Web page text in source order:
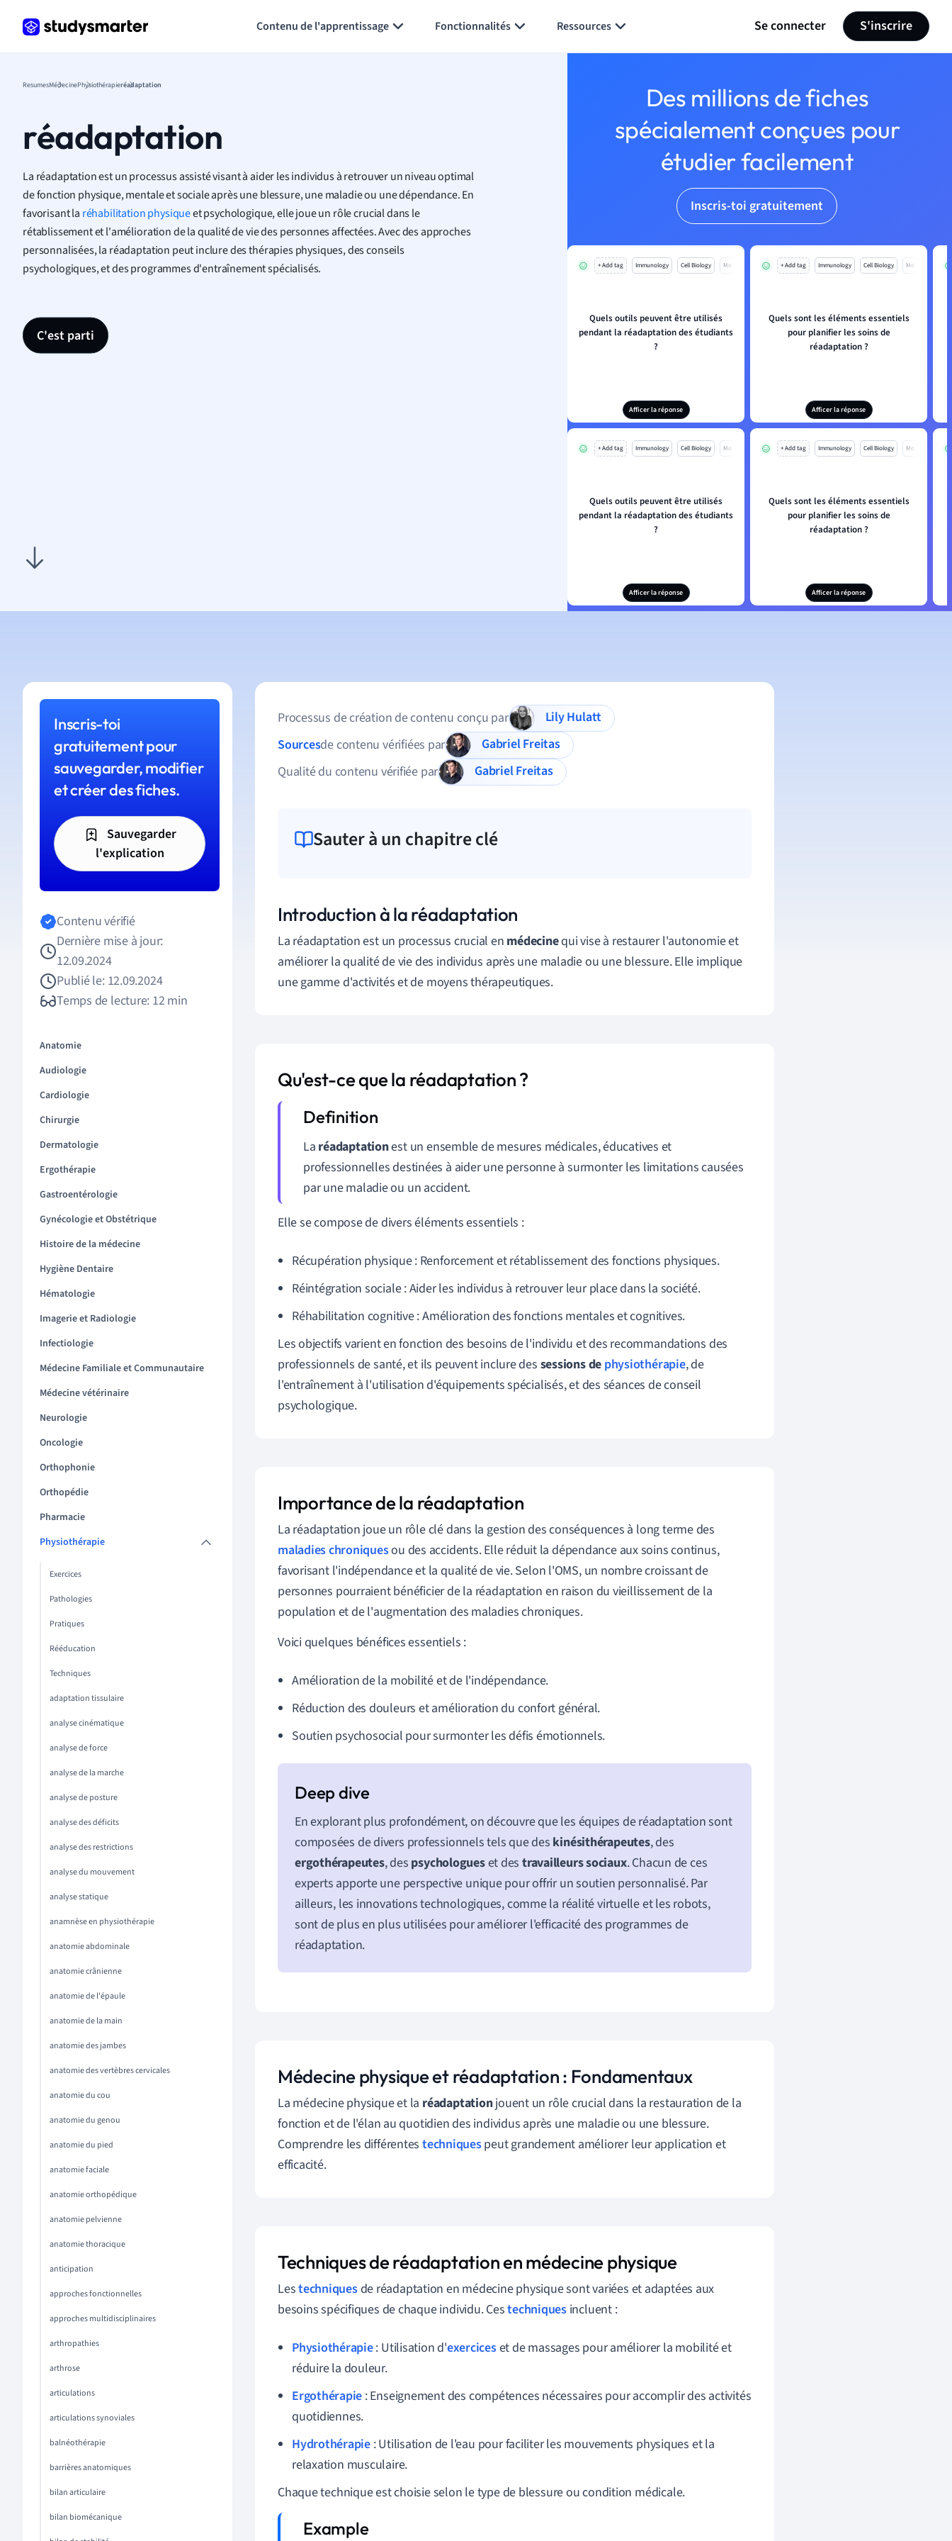
Contenu de l'apprentissage Fonctionnalités Ressources Se connecter S'inscrire
ResumesMédecinePhysiothérapieréadaptation
réadaptation
La réadaptation est un processus assisté visant à aider les individus à retrouver un niveau optimal
de fonction physique, mentale et sociale après une blessure, une maladie ou une dépendance. En
favorisant la réhabilitation physiqueet psychologique, elle joue un rôle crucial dans le
rétablissement et l'amélioration de la qualité de vie des personnes affectées. Avec des approches
personnalisées, la réadaptation peut inclure des thérapies physiques, des conseils
psychologiques, et des programmes d'entraînement spécialisés.
C'est parti
Des millions de fiches
spécialement conçues pour
étudier facilement
Inscris-toi gratuitement
+ Add tag Immunology Cell Biology Mo
Quels outils peuvent être utilisés
pendant la réadaptation des étudiants
?
Afficer la réponse
+ Add tag Immunology Cell Biology Mo
Quels sont les éléments essentiels
pour planifier les soins de
réadaptation ?
Afficer la réponse
+ Add tag Immunology Cell Biology Mo
Quels outils peuvent être utilisés
pendant la réadaptation des étudiants
?
Afficer la réponse
+ Add tag Immunology Cell Biology Mo
Quels sont les éléments essentiels
pour planifier les soins de
réadaptation ?
Afficer la réponse
Inscris-toi
gratuitement pour
sauvegarder, modifier
et créer des fiches.
Sauvegarder
l'explication
Contenu vérifié
Dernière mise à jour:
12.09.2024
Publié le: 12.09.2024
Temps de lecture: 12 min
Anatomie
Audiologie
Cardiologie
Chirurgie
Dermatologie
Ergothérapie
Gastroentérologie
Gynécologie et Obstétrique
Histoire de la médecine
Hygiène Dentaire
Hématologie
Imagerie et Radiologie
Infectiologie
Médecine Familiale et Communautaire
Médecine vétérinaire
Neurologie
Oncologie
Orthophonie
Orthopédie
Pharmacie
Physiothérapie
Exercices
Pathologies
Pratiques
Rééducation
Techniques
adaptation tissulaire
analyse cinématique
analyse de force
analyse de la marche
analyse de posture
analyse des déficits
analyse des restrictions
analyse du mouvement
analyse statique
anamnèse en physiothérapie
anatomie abdominale
anatomie crânienne
anatomie de l'épaule
anatomie de la main
anatomie des jambes
anatomie des vertèbres cervicales
anatomie du cou
anatomie du genou
anatomie du pied
anatomie faciale
anatomie orthopédique
anatomie pelvienne
anatomie thoracique
anticipation
approches fonctionnelles
approches multidisciplinaires
arthropathies
arthrose
articulations
articulations synoviales
balnéothérapie
barrières anatomiques
bilan articulaire
bilan biomécanique
Processus de création de contenu conçu par
Lily Hulatt
Sourcesde contenu vérifiées par
Gabriel Freitas
Qualité du contenu vérifiée par
Gabriel Freitas
Sauter à un chapitre clé
Introduction à la réadaptation
La réadaptation est un processus crucial en médecinequi vise à restaurer l'autonomie et
améliorer la qualité de vie des individus après une maladie ou une blessure. Elle implique
une gamme d'activités et de moyens thérapeutiques.
Qu'est-ce que la réadaptation ?
La réadaptationest un ensemble de mesures médicales, éducatives et
professionnelles destinées à aider une personne à surmonter les limitations causées
par une maladie ou un accident.
Elle se compose de divers éléments essentiels :
Récupération physique : Renforcement et rétablissement des fonctions physiques.
Réintégration sociale : Aider les individus à retrouver leur place dans la société.
Réhabilitation cognitive : Amélioration des fonctions mentales et cognitives.
Les objectifs varient en fonction des besoins de l'individu et des recommandations des
professionnels de santé, et ils peuvent inclure des sessions de physiothérapie, de
l'entraînement à l'utilisation d'équipements spécialisés, et des séances de conseil
psychologique.
Importance de la réadaptation
La réadaptation joue un rôle clé dans la gestion des conséquences à long terme des
maladies chroniquesou des accidents. Elle réduit la dépendance aux soins continus,
favorisant l'indépendance et la qualité de vie. Selon l'OMS, un nombre croissant de
personnes pourraient bénéficier de la réadaptation en raison du vieillissement de la
population et de l'augmentation des maladies chroniques.
Voici quelques bénéfices essentiels :
Amélioration de la mobilité et de l'indépendance.
Réduction des douleurs et amélioration du confort général.
Soutien psychosocial pour surmonter les défis émotionnels.
En explorant plus profondément, on découvre que les équipes de réadaptation sont
composées de divers professionnels tels que des kinésithérapeutes, des
ergothérapeutes, des psychologueset destravailleurs sociaux. Chacun de ces
experts apporte une perspective unique pour offrir un soutien personnalisé. Par
ailleurs, les innovations technologiques, comme la réalité virtuelle et les robots,
sont de plus en plus utilisées pour améliorer l'efficacité des programmes de
réadaptation.
Médecine physique et réadaptation : Fondamentaux
La médecine physique et la réadaptationjouent un rôle crucial dans la restauration de la
fonction et de l'élan au quotidien des individus après une maladie ou une blessure.
Comprendre les différentestechniquespeut grandement améliorer leur application et
efficacité.
Techniques de réadaptation en médecine physique
Lestechniquesde réadaptation en médecine physique sont variées et adaptées aux
besoins spécifiques de chaque individu. Cestechniquesincluent :
Physiothérapie: Utilisation d'exerciceset de massages pour améliorer la mobilité et
réduire la douleur.
Ergothérapie : Enseignement des compétences nécessaires pour accomplir des activités
quotidiennes.
Hydrothérapie: Utilisation de l'eau pour faciliter les mouvements physiques et la
relaxation musculaire.
Chaque technique est choisie selon le type de blessure ou condition médicale.